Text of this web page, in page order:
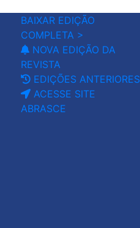
BAIXAR EDIÇÃO
COMPLETA >
NOVA EDIÇÃO DA
REVISTA
EDIÇÕES ANTERIORES
ACESSE SITE
ABRASCE